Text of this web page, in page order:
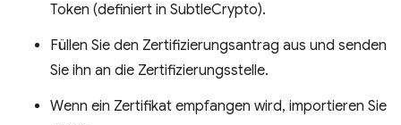
Token (definiert in SubtleCrypto).
Füllen Sie den Zertifizierungsantrag aus und senden
Sie ihn an die Zertifizierungsstelle.
Wenn ein Zertifikat empfangen wird, importieren Sie